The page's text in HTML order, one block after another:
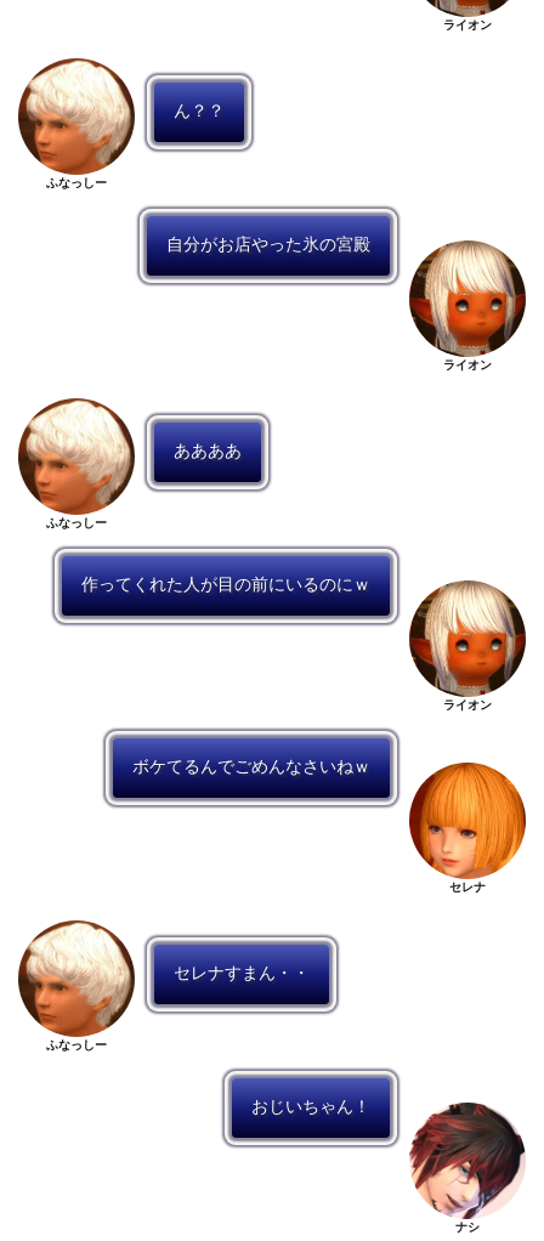
ライオン
ふなっしー
ん？？
自分がお店やった氷の宮殿
ライオン
ふなっしー
ああああ
作ってくれた人が目の前にいるのにｗ
ライオン
ボケてるんでごめんなさいねｗ
セレナ
ふなっしー
セレナすまん・・
おじいちゃん！
ナシ